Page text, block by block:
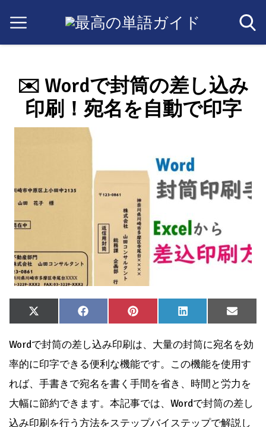
✉️ Wordで封筒の差し込み
印刷！宛名を自動で印字
Share
on
X
(Twitter)
Share
on
Facebook
Share
on
Pinterest
Share
on
LinkedIn
Share
on
Email
Wordで封筒の差し込み印刷は、大量の封筒に宛名を効
率的に印字できる便利な機能です。この機能を使用す
れば、手書きで宛名を書く手間を省き、時間と労力を
大幅に節約できます。本記事では、Wordで封筒の差し
込み印刷を行う方法をステップバイステップで解説し